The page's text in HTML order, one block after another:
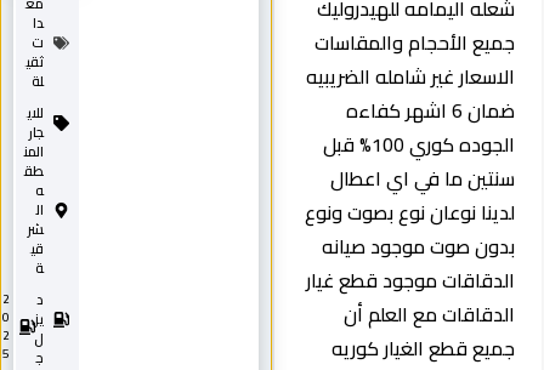
شعله اليمامه للهيدروليك
جميع الأحجام والمقاسات
الاسعار غير شامله الضريبيه
ضمان 6 اشهر كفاءه
الجوده كوري 100% قبل
سنتين ما في اي اعطال
لدينا نوعان نوع بصوت ونوع
بدون صوت موجود صيانه
الدقاقات موجود قطع غيار
الدقاقات مع العلم أن
جميع قطع الغيار كوريه
دا
ت
ثقي
لة
للاي
جار
المن
طق
ه
شر
قي
ة
يز
ل